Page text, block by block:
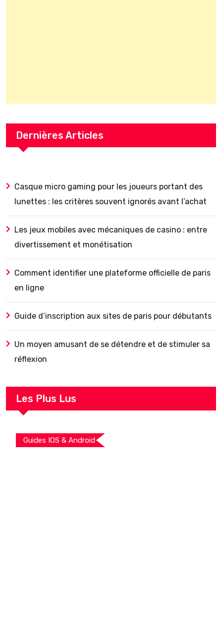
Dernières Articles
Casque micro gaming pour les joueurs portant des
lunettes : les critères souvent ignorés avant l’achat
Les jeux mobiles avec mécaniques de casino : entre
divertissement et monétisation
Comment identifier une plateforme officielle de paris
en ligne
Guide d’inscription aux sites de paris pour débutants
Un moyen amusant de se détendre et de stimuler sa
réflexion
Les Plus Lus
Guides IOS & Android